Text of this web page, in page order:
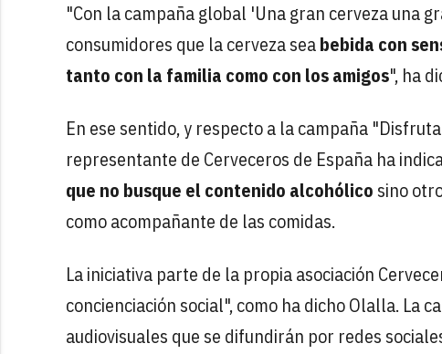
"Con la campaña global 'Una gran cerveza una
consumidores que la cerveza seabebida con
tanto con la familia como con los amigos", ha
En ese sentido, y respecto a la campaña
representante de Cerveceros de España ha
que no busque el contenido alcohólico sino
como acompañante de las comidas.
La iniciativa parte de la propia asociación
concienciación social", como ha dicho Olalla. La
audiovisuales que se difundirán por redes